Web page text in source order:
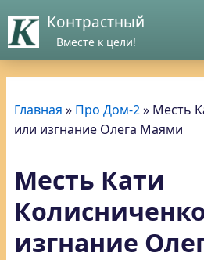
Контрастный
Вместе к цели!
Главная » Про Дом-2» Месть
или изгнание Олега Маями
Месть Кати
изгнание